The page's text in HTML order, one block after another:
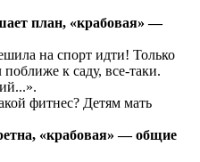
план, «крабовая» —
на спорт идти! Только
к саду, все-таки.
фитнес? Детям мать
«крабовая» — общие